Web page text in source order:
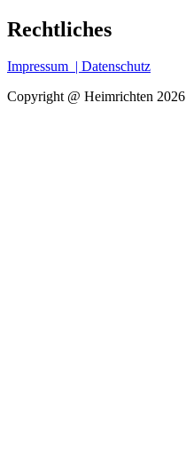
Rechtliches
Impressum | Datenschutz
Copyright @ Heimrichten 2026